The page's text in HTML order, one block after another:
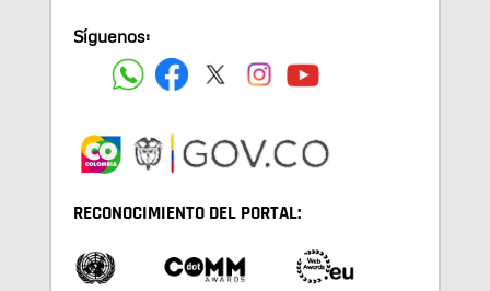
Síguenos:
RECONOCIMIENTO DEL PORTAL: